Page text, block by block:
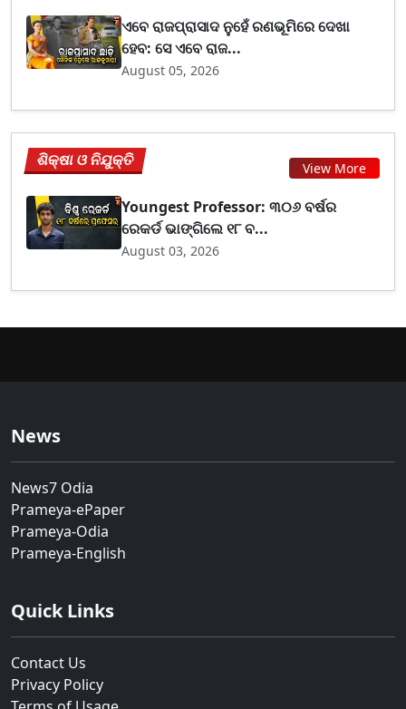
ଏବେ ରାଜପ୍ରାସାଦ ନୁହେଁ ରଣଭୂମିରେ ଦେଖା
ହେବ: ସେ ଏବେ ରାଜ...
August 05, 2026
ଶିକ୍ଷା ଓ ନିଯୁକ୍ତି View More
Youngest Professor: ୩୦୬ ବର୍ଷର
ରେକର୍ଡ ଭାଙ୍ଗିଲେ ୧୮ ବ...
August 03, 2026
News
News7 Odia
Prameya-ePaper
Prameya-Odia
Prameya-English
Quick Links
Contact Us
Privacy Policy